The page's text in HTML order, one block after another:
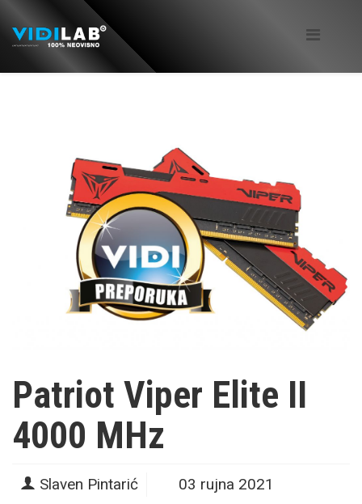
Patriot Viper Elite II
4000 MHz
Slaven Pintarić 03 rujna 2021